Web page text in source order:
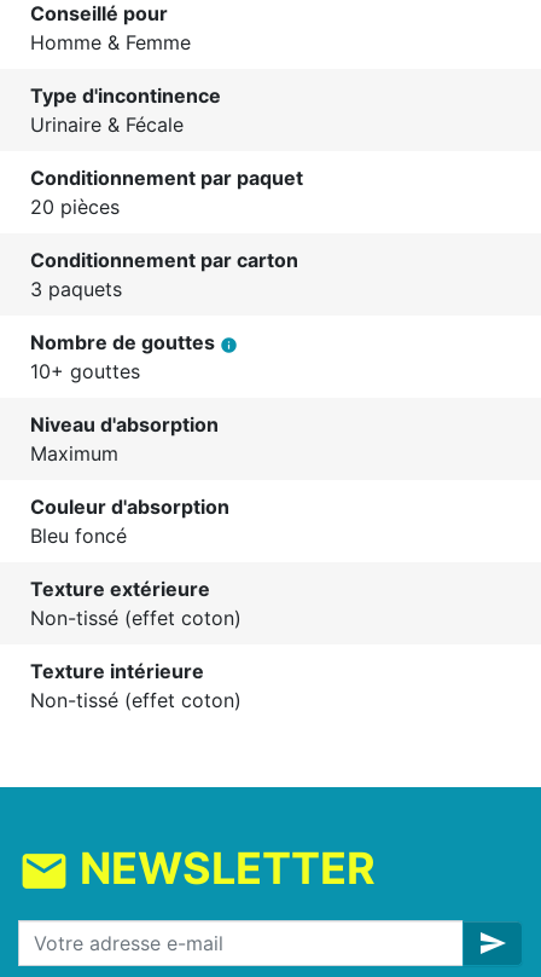
Conseillé pour
Homme & Femme
Type d'incontinence
Urinaire & Fécale
Conditionnement par paquet
20 pièces
Conditionnement par carton
3 paquets
Nombre de gouttes info
10+ gouttes
Niveau d'absorption
Maximum
Couleur d'absorption
Bleu foncé
Texture extérieure
Non-tissé (effet coton)
Texture intérieure
Non-tissé (effet coton)
mail NEWSLETTER
send